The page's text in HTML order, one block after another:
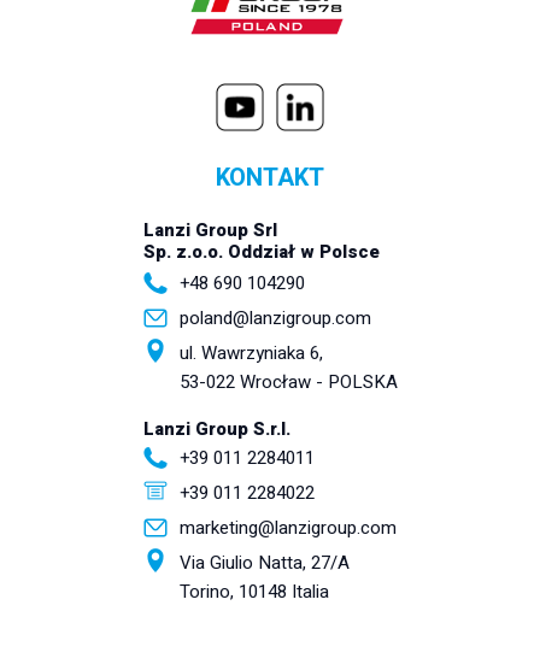
KONTAKT
Lanzi Group Srl
Sp. z.o.o. Oddział w Polsce
+48 690 104290
poland@lanzigroup.com
ul. Wawrzyniaka 6,
53-022 Wrocław - POLSKA
Lanzi Group S.r.l.
+39 011 2284011
+39 011 2284022
marketing@lanzigroup.com
Via Giulio Natta, 27/A
Torino, 10148 Italia